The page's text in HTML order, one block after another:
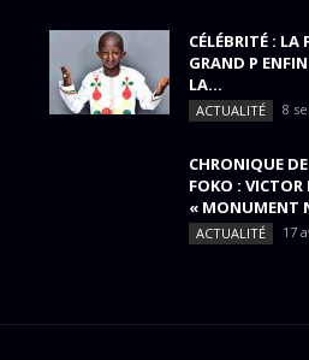
CÉLÉBRITÉ : LA
GRAND P
LA...
ACTUALITÉ 8
CHRONIQUE
FOKO : VICTOR
« MONUMENT
ACTUALITÉ 17